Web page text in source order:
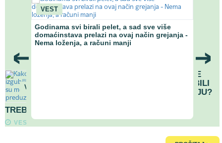
VEST
Godinama svi birali pelet, a sad sve više
domaćinstava prelazi na ovaj način grejanja -
Nema loženja, a računi manji
VEST
KAKO DA SE VRATITE
KUĆI AKO STE IZGUBILI
PASOŠ NA PUTOVANJU?
TREBA ODMAH DA PREDUZMETE
VEST - PRE 15 H